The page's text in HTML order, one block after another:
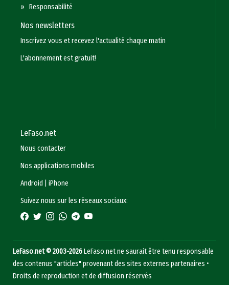
»Responsabilité
Nos newsletters
Inscrivez vous et recevez l'actualité chaque matin
L'abonnement est gratuit!
LeFaso.net
Nous contacter
Nos applications mobiles
Android
|iPhone
Suivez nous sur les réseaux sociaux:
LeFaso.net © 2003-2026LeFaso.net ne saurait être tenu responsable
des contenus "articles" provenant des sites externes partenaires •
Droits de reproduction et de diffusion réservés